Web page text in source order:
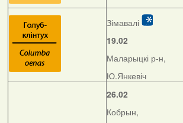
Зімавалі
19.02
Маларыцкі р-н,
Ю.Янкевіч
26.02
Кобрын,